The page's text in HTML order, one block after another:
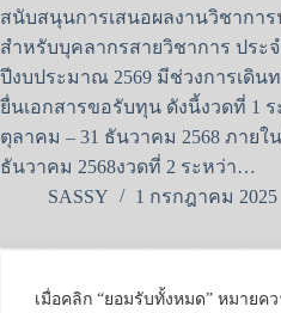
เมื่อคลิก “ยอมรับทั้งหมด” หมายค
สนับสนุนการเสนอผลงานวิชากา
สำหรับบุคลากรสายวิชาการ ประ
ปีงบประมาณ 2569 มีช่วงการเดิน
ยื่นเอกสารขอรับทุน ดังนี้งวดที่ 1 ร
ตุลาคม – 31 ธันวาคม 2568 ภายใ
ธันวาคม 2568งวดที่ 2 ระหว่า…
SASSY
1 กรกฎาคม 2025